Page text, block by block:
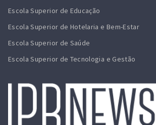
Escola Superior de Educação
Escola Superior de Hotelaria e Bem-Estar
Escola Superior de Saúde
Escola Superior de Tecnologia e Gestão